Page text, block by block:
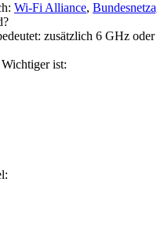
Wi-Fi Alliance,
zusätzlich 6 GHz
ist: